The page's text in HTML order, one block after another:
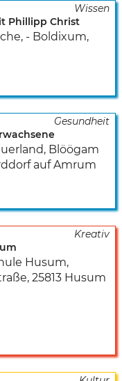
Phillipp Christ
- Boldixum,
, Blöögam
auf Amrum
Husum,
, 25813 Husum